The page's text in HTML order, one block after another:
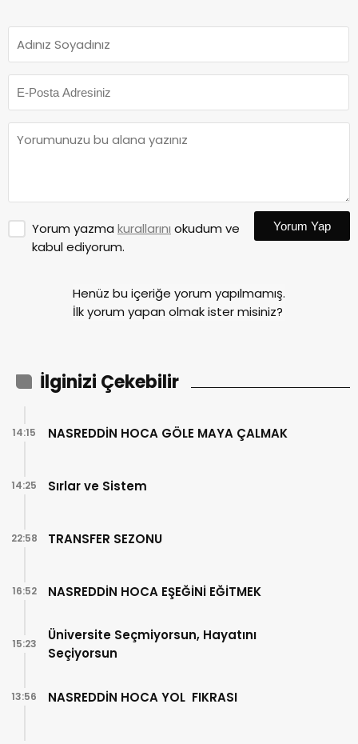
Yorum yazma kurallarını okudum ve
kabul ediyorum.
Yorum Yap
Henüz bu içeriğe yorum yapılmamış.
İlk yorum yapan olmak ister misiniz?
İlginizi Çekebilir
NASREDDİN HOCA GÖLE MAYA ÇALMAK
14:15
Sırlar ve Sistem
14:25
TRANSFER SEZONU
22:58
NASREDDİN HOCA EŞEĞİNİ EĞİTMEK
16:52
Üniversite Seçmiyorsun, Hayatını
Seçiyorsun
15:23
NASREDDİN HOCA YOL FIKRASI
13:56